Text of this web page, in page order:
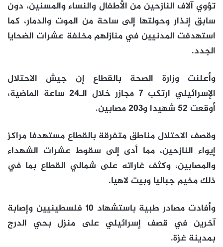
تؤوي آلاف النازحين من الأطفال والنساء والمسنين، دون
سابق إنذار وحولتها إلى ساحة من الموت والدمار، كما
استهدفت المدنيين في منازلهم مخلفة عشرات الضحايا
الجدد.
وأعلنت وزارة الصحة بالقطاع إن جيش الاحتلال
الإسرائيلي ارتكب 7 مجازر خلال الـ24 ساعة الماضية،
أوقعت 52 شهيدا و203 مصابين.
وقصف الاحتلال مناطق متفرقة بالقطاع مستهدفا مراكز
إيواء النازحين، مما أدى إلى سقوط عشرات الشهداء
والمصابين، وكثف غاراته على شمالي القطاع بما في
ذلك مخيم جباليا وبيت لاهيا.
وأفادت مصادر طبية باستشهاد 10 فلسطينيين وإصابة
آخرين في قصف إسرائيلي على منزل بحي الدرج
بمدينة غزة.